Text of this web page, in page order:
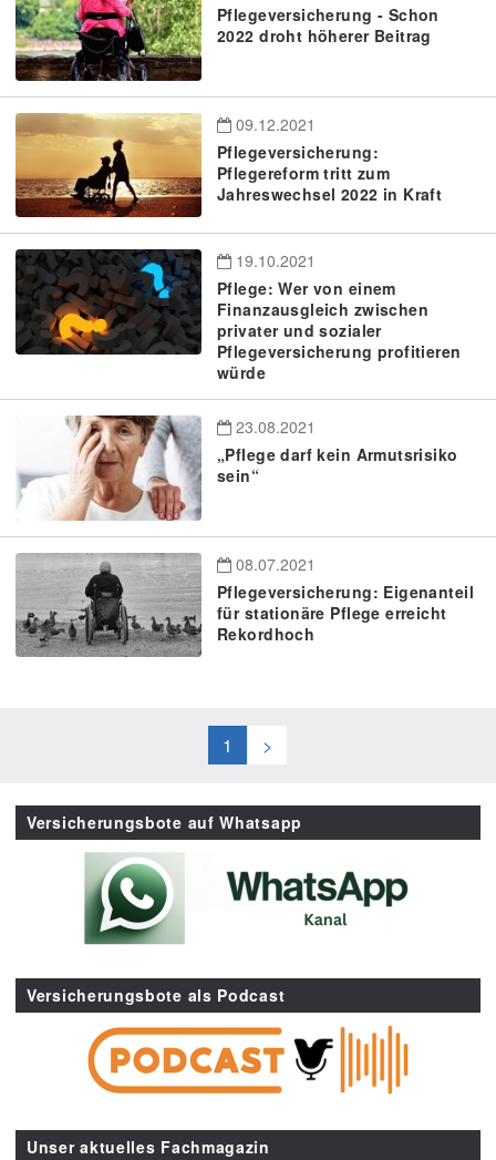
Pflegeversicherung - Schon
2022 droht höherer Beitrag
09.12.2021
Pflegeversicherung:
Pflegereform tritt zum
Jahreswechsel 2022 in Kraft
19.10.2021
Pflege: Wer von einem
Finanzausgleich zwischen
privater und sozialer
Pflegeversicherung profitieren
würde
23.08.2021
„Pflege darf kein Armutsrisiko
sein“
08.07.2021
Pflegeversicherung: Eigenanteil
für stationäre Pflege erreicht
Rekordhoch
1 >
Versicherungsbote auf Whatsapp
Versicherungsbote als Podcast
Unser aktuelles Fachmagazin